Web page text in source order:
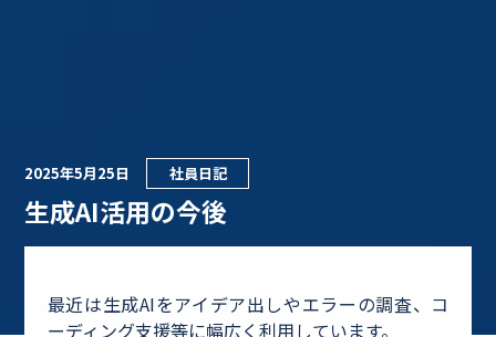
2025年5月25日 社員日記
生成AI活用の今後
最近は生成AIをアイデア出しやエラーの調査、コ
ーディング支援等に幅広く利用しています。